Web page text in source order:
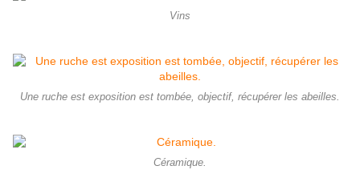
Vins
Une ruche est exposition est tombée, objectif, récupérer les abeilles.
Céramique.